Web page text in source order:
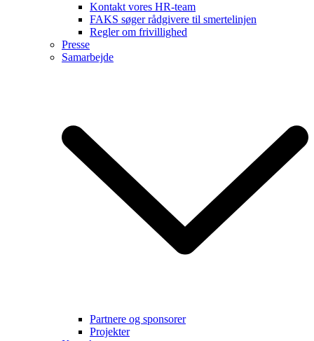
Kontakt vores HR-team
FAKS søger rådgivere til smertelinjen
Regler om frivillighed
Presse
Samarbejde
Partnere og sponsorer
Projekter